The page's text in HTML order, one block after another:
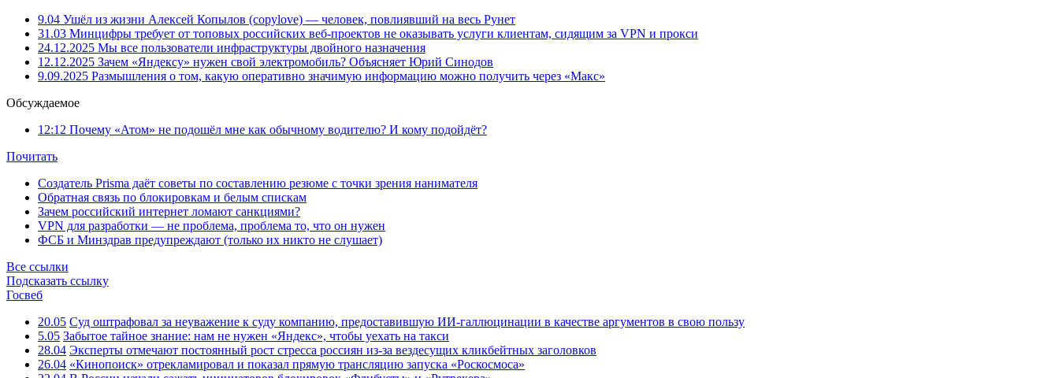
9.04 Ушёл из жизни Алексей Копылов (copylove) — человек, повлиявший на весь Рунет
31.03 Минцифры требует от топовых российских веб-проектов не оказывать услуги клиентам, сидящим за VPN и прокси
24.12.2025 Мы все пользователи инфраструктуры двойного назначения
12.12.2025 Зачем «Яндексу» нужен свой электромобиль? Объясняет Юрий Синодов
9.09.2025 Размышления о том, какую оперативно значимую информацию можно получить через «Макс»
Обсуждаемое
12:12 Почему «Атом» не подошёл мне как обычному водителю? И кому подойдёт?
Почитать
Создатель Prisma даёт советы по составлению резюме с точки зрения нанимателя
Обратная связь по блокировкам и белым спискам
Зачем российский интернет ломают санкциями?
VPN для разработки — не проблема, проблема то, что он нужен
ФСБ и Минздрав предупреждают (только их никто не слушает)
Все ссылки
Подсказать ссылку
Госвеб
20.05 Суд оштрафовал за неуважение к суду компанию, предоставившую ИИ-галлюцинации в качестве аргументов в свою пользу
5.05 Забытое тайное знание: нам не нужен «Яндекс», чтобы уехать на такси
28.04 Эксперты отмечают постоянный рост стресса россиян из-за вездесущих кликбейтных заголовков
26.04 «Кинопоиск» отрекламировал и показал прямую трансляцию запуска «Роскосмоса»